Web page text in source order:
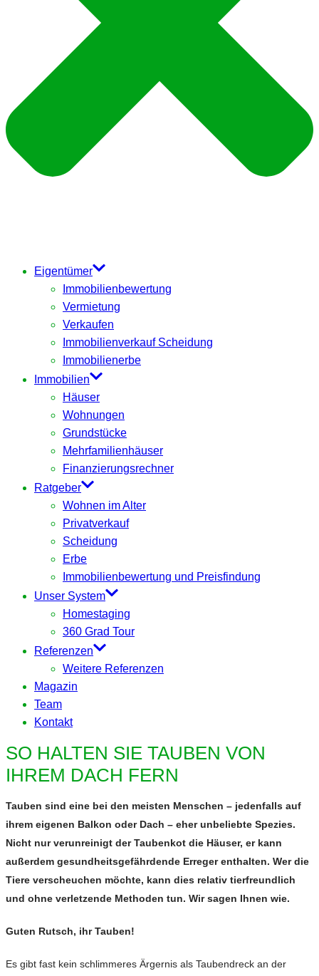
Eigentümer
Immobilienbewertung
Vermietung
Verkaufen
Immobilienverkauf Scheidung
Immobilienerbe
Immobilien
Häuser
Wohnungen
Grundstücke
Mehrfamilienhäuser
Finanzierungsrechner
Ratgeber
Wohnen im Alter
Privatverkauf
Scheidung
Erbe
Immobilienbewertung und Preisfindung
Unser System
Homestaging
360 Grad Tour
Referenzen
Weitere Referenzen
Magazin
Team
Kontakt
SO HALTEN SIE TAUBEN VON
IHREM DACH FERN
Tauben sind eine bei den meisten Menschen – jedenfalls auf
ihrem eigenen Balkon oder Dach – eher unbeliebte Spezies.
Nicht nur verunreinigt der Taubenkot die Häuser, er kann
außerdem gesundheitsgefährdende Erreger enthalten. Wer die
Tiere verscheuchen möchte, kann dies relativ tierfreundlich
und ohne verletzende Methoden tun. Wir sagen Ihnen wie.
Guten Rutsch, ihr Tauben!
Es gibt fast kein schlimmeres Ärgernis als Taubendreck an der